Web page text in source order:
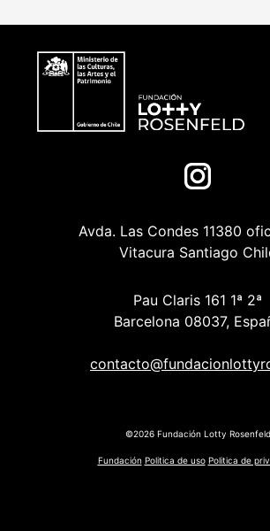
Avda. Las Condes 11380
Vitacura Santiago
Pau Claris 161 1ª 2ª
Barcelona 08037,
©2026 Fundación Lotty Rosenfeld
Fundación Politica de uso Politica de